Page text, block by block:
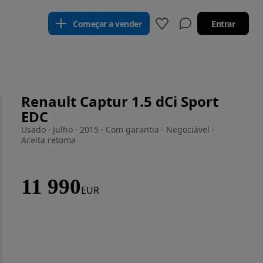
Começar a vender Entrar
Renault Captur 1.5 dCi Sport
EDC
Usado · Julho · 2015 · Com garantia · Negociável ·
Aceita retoma
11 990EUR